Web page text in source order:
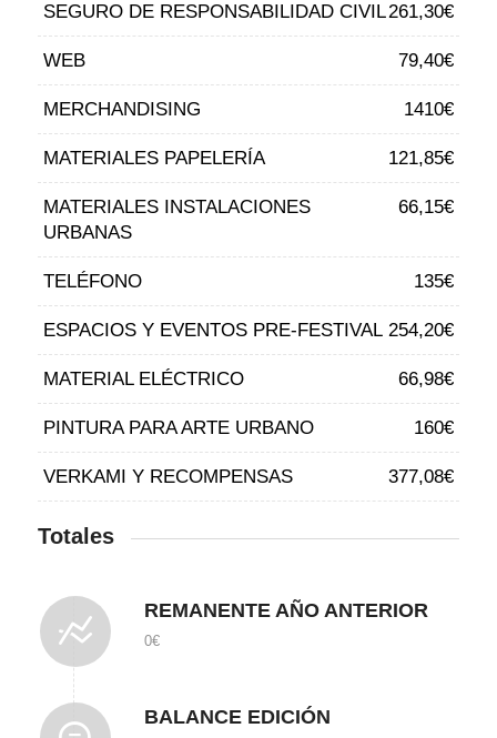
SEGURO DE RESPONSABILIDAD CIVIL261,30€
WEB 79,40€
MERCHANDISING 1410€
MATERIALES PAPELERÍA 121,85€
MATERIALES INSTALACIONES
URBANAS
66,15€
TELÉFONO 135€
ESPACIOS Y EVENTOS PRE-FESTIVAL 254,20€
MATERIAL ELÉCTRICO 66,98€
PINTURA PARA ARTE URBANO 160€
VERKAMI Y RECOMPENSAS 377,08€
Totales
REMANENTE AÑO ANTERIOR
0€
BALANCE EDICIÓN